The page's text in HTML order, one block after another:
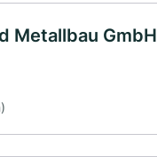
Metallbau GmbH